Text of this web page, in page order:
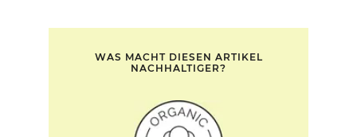
WAS MACHT DIESEN ARTIKEL
NACHHALTIGER?